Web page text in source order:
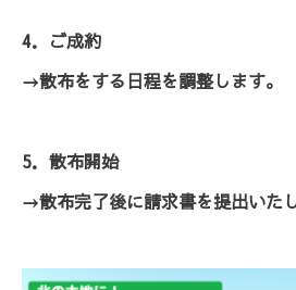
4．ご成約
→散布をする日程を調整します。
5．散布開始
→散布完了後に請求書を提出いた